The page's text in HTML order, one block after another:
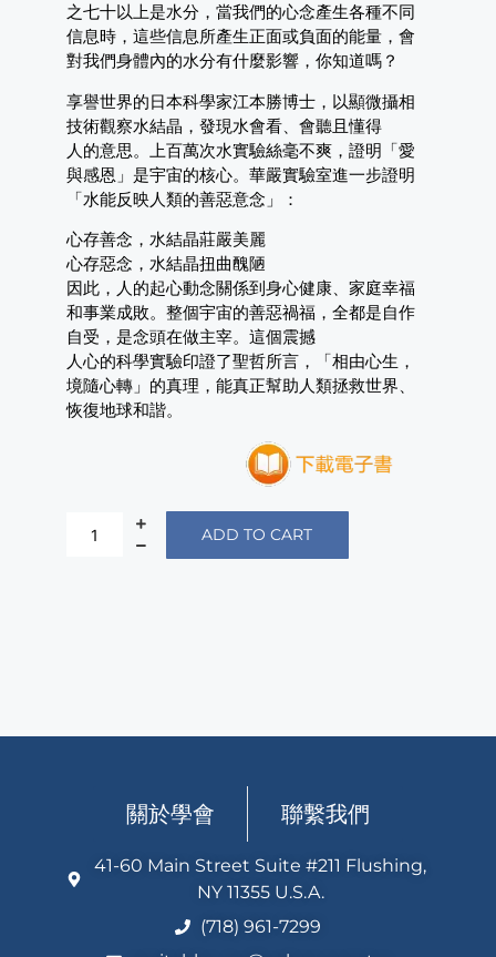
之七十以上是水分，當我們的心念產生各種不同
信息時，這些信息所產生正面或負面的能量，會
對我們身體內的水分有什麼影響，你知道嗎？
享譽世界的日本科學家江本勝博士，以顯微攝相
技術觀察水結晶，發現水會看、會聽且懂得
人的意思。上百萬次水實驗絲毫不爽，證明「愛
與感恩」是宇宙的核心。華嚴實驗室進一步證明
「水能反映人類的善惡意念」：
心存善念，水結晶莊嚴美麗
心存惡念，水結晶扭曲醜陋
因此，人的起心動念關係到身心健康、家庭幸福
和事業成敗。整個宇宙的善惡禍福，全都是自作
自受，是念頭在做主宰。這個震撼
人心的科學實驗印證了聖哲所言，「相由心生，
境隨心轉」的真理，能真正幫助人類拯救世界、
恢復地球和諧。
ADD TO CART
關於學會 聯繫我們
41-60 Main Street Suite #211 Flushing,
NY 11355 U.S.A.
(718) 961-7299